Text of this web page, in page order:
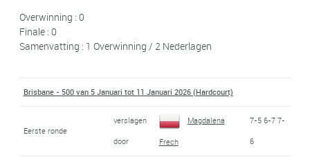
Overwinning : 0
Finale : 0
Samenvatting : 1 Overwinning / 2 Nederlagen
Brisbane - 500 van 5 Januari tot 11 Januari 2026 (Hardcourt)
Eerste ronde
verslagen
door
Magdalena
Frech
7-5 6-7 7-
6